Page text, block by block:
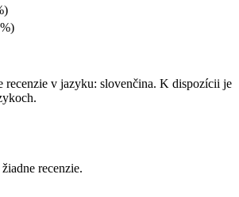
recenzie v jazyku: slovenčina. K dispozícii je
recenzie.